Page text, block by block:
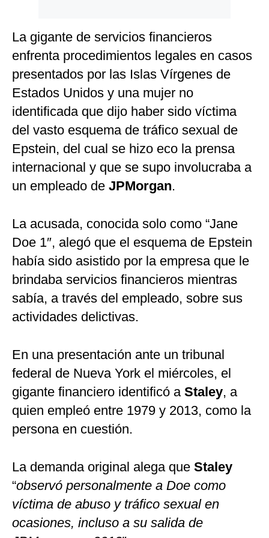
La gigante de servicios financieros
enfrenta procedimientos legales en casos
presentados por las Islas Vírgenes de
Estados Unidos y una mujer no
identificada que dijo haber sido víctima
del vasto esquema de tráfico sexual de
Epstein, del cual se hizo eco la prensa
internacional y que se supo involucraba a
un empleado de JPMorgan.
La acusada, conocida solo como “Jane
Doe 1″, alegó que el esquema de Epstein
había sido asistido por la empresa que le
brindaba servicios financieros mientras
sabía, a través del empleado, sobre sus
actividades delictivas.
En una presentación ante un tribunal
federal de Nueva York el miércoles, el
gigante financiero identificó a Staley, a
quien empleó entre 1979 y 2013, como la
persona en cuestión.
La demanda original alega que Staley
“observó personalmente a Doe como
víctima de abuso y tráfico sexual en
ocasiones, incluso a su salida de